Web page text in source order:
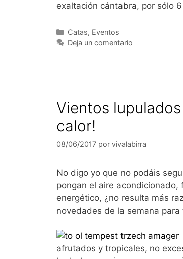
exaltación cántabra, por sólo 6
Categorías
Catas, Eventos
Deja un comentario
Vientos
calor!
08/06/2017 por vivalabirra
No digo yo que no podáis
pongan el aire
energético, ¿no resulta más
novedades de la semana
afrutados y tropicales, no